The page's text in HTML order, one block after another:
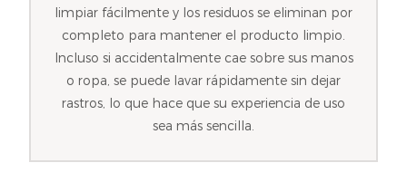
limpiar fácilmente y los residuos se eliminan por
completo para mantener el producto limpio.
Incluso si accidentalmente cae sobre sus manos
o ropa, se puede lavar rápidamente sin dejar
rastros, lo que hace que su experiencia de uso
sea más sencilla.